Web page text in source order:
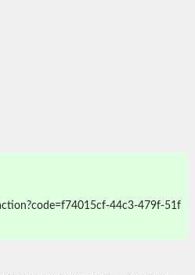
44c3-479f-51f